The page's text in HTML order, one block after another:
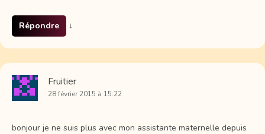
Répondre ↓
Fruitier
28 février 2015 à 15:22
bonjour je ne suis plus avec mon assistante maternelle depuis